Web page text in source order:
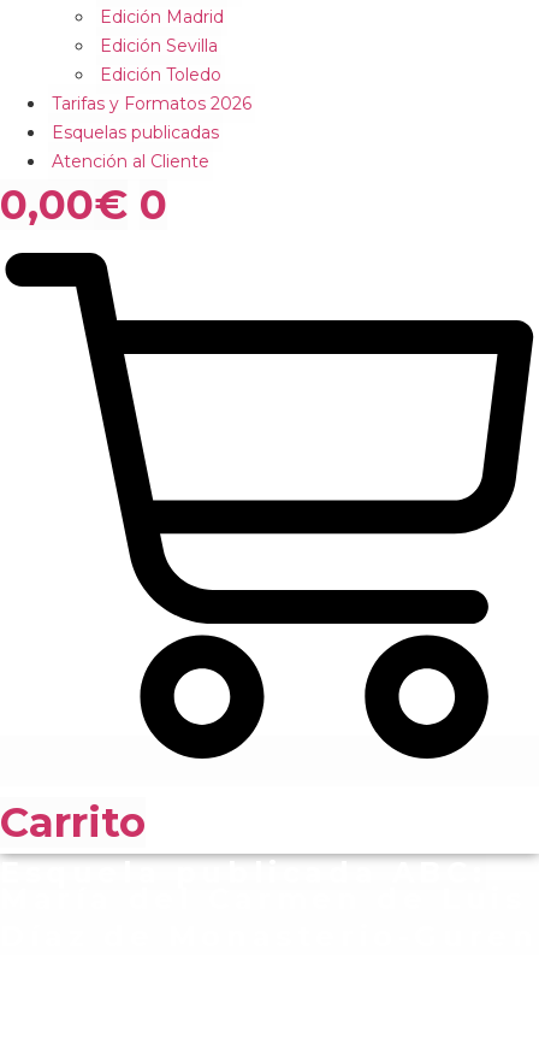
Edición Madrid
Edición Sevilla
Edición Toledo
Tarifas y Formatos 2026
Esquelas publicadas
Atención al Cliente
0,00€ 0
Carrito